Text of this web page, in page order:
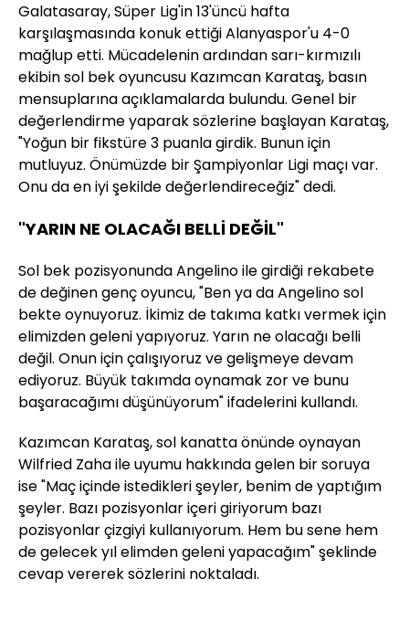
Galatasaray, Süper Lig'in 13'üncü hafta
karşılaşmasında konuk ettiği Alanyaspor'u 4-0
mağlup etti. Mücadelenin ardından sarı-kırmızılı
ekibin sol bek oyuncusu Kazımcan Karataş, basın
mensuplarına açıklamalarda bulundu. Genel bir
değerlendirme yaparak sözlerine başlayan Karataş,
"Yoğun bir fikstüre 3 puanla girdik. Bunun için
mutluyuz. Önümüzde bir Şampiyonlar Ligi maçı var.
Onu da en iyi şekilde değerlendireceğiz" dedi.
"YARIN NE OLACAĞI BELLİ DEĞİL"
Sol bek pozisyonunda Angelino ile girdiği rekabete
de değinen genç oyuncu, "Ben ya da Angelino sol
bekte oynuyoruz. İkimiz de takıma katkı vermek için
elimizden geleni yapıyoruz. Yarın ne olacağı belli
değil. Onun için çalışıyoruz ve gelişmeye devam
ediyoruz. Büyük takımda oynamak zor ve bunu
başaracağımı düşünüyorum" ifadelerini kullandı.
Kazımcan Karataş, sol kanatta önünde oynayan
Wilfried Zaha ile uyumu hakkında gelen bir soruya
ise "Maç içinde istedikleri şeyler, benim de yaptığım
şeyler. Bazı pozisyonlar içeri giriyorum bazı
pozisyonlar çizgiyi kullanıyorum. Hem bu sene hem
de gelecek yıl elimden geleni yapacağım" şeklinde
cevap vererek sözlerini noktaladı.